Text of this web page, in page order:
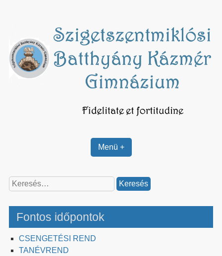
Menü +
Keresés:
Fontos időpontok
CSENGETÉSI REND
TANÉVREND